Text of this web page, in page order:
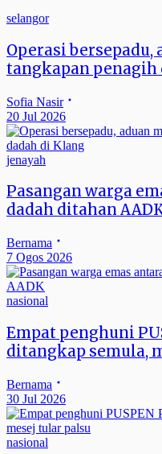
selangor
Operasi
tangkapan penagih
Sofia Nasir
20 Jul 2026
jenayah
Pasangan warga
dadah ditahan
Bernama
7 Ogos 2026
nasional
Empat penghuni
ditangkap semula,
Bernama
30 Jul 2026
nasional